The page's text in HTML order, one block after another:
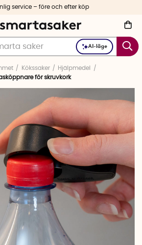
AI-läge
service – före och efter köp
Kökssaker
Hjälpmedel
för skruvkork